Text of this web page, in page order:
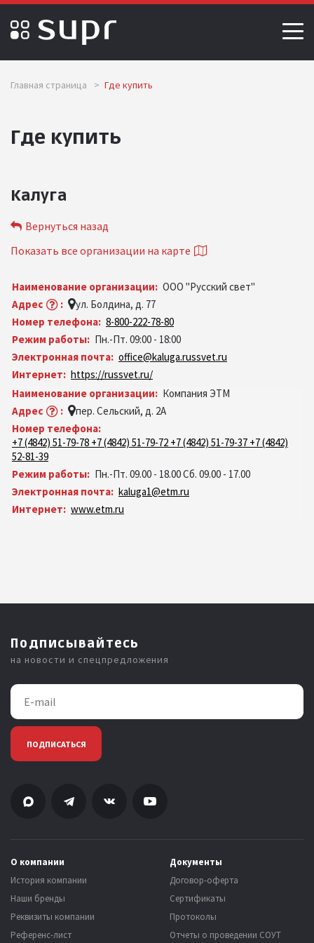
Главная страница > Где купить
Где купить
Калуга
Показать все организации на карте
Вернуться назад
Наименование организации: ООО "Русский свет"
Адрес
:
ул. Болдина, д. 77
Номер телефона: 8-800-222-78-80
Режим работы: Пн.-Пт. 09:00 - 18:00
Электронная почта: office@kaluga.russvet.ru
Интернет: https://russvet.ru/
Наименование организации: Компания ЭТМ
Адрес
:
пер. Сельский, д. 2А
Номер телефона:
+7 (4842) 51-79-78 +7 (4842) 51-79-72 +7 (4842) 51-79-37 +7 (4842)
52-81-39
Режим работы: Пн.-Пт. 09.00 - 18.00 Сб. 09.00 - 17.00
Электронная почта: kaluga1@etm.ru
Интернет: www.etm.ru
Подписывайтесь
на новости и спецпредложения
ПОДПИСАТЬСЯ
О компании
История компании
Наши бренды
Реквизиты компании
Референс-лист
Документы
Договор-оферта
Сертификаты
Протоколы
Отчеты о проведении СОУТ